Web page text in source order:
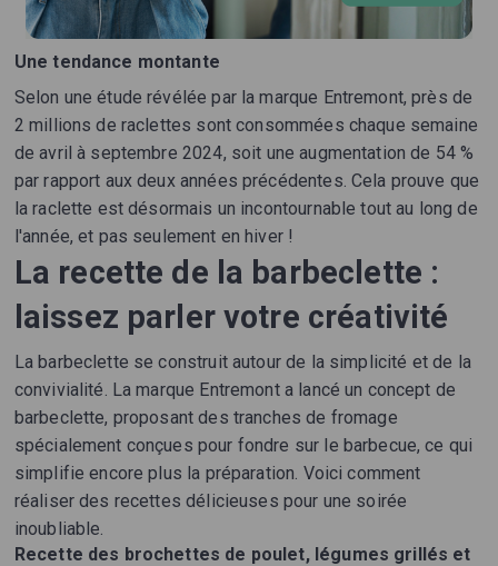
Une tendance montante
Selon une étude révélée par la marque Entremont, près de
2 millions de raclettes sont consommées chaque semaine
de avril à septembre 2024, soit une augmentation de 54 %
par rapport aux deux années précédentes. Cela prouve que
la raclette est désormais un incontournable tout au long de
l'année, et pas seulement en hiver !
La recette de la barbeclette :
laissez parler votre créativité
La barbeclette se construit autour de la simplicité et de la
convivialité. La marque Entremont a lancé un concept de
barbeclette, proposant des tranches de fromage
spécialement conçues pour fondre sur le barbecue, ce qui
simplifie encore plus la préparation. Voici comment
réaliser des recettes délicieuses pour une soirée
inoubliable.
Recette des brochettes de poulet, légumes grillés et